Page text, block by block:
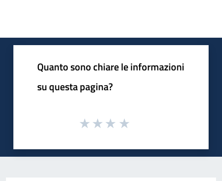
Quanto sono chiare le informazioni
su questa pagina?